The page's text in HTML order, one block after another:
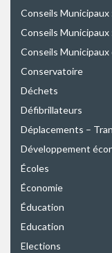
Conseils
Conseils
Conseils
Conservatoire
Déchets
Défibrillateurs
Déplacements –
Développement
Écoles
Économie
Éducation
Education
Elections